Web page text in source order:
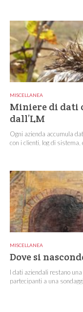
MISCELLANEA
Miniere di dati
dall’LM
Ogni azienda accumula
con i clienti, log di sistema,
MISCELLANEA
Dove si
I dati aziendali restano
partecipanti a una